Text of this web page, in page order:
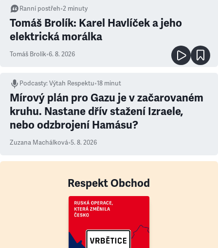
Ranní postřeh•2 minuty
Tomáš Brolík: Karel Havlíček a jeho
elektrická morálka
Tomáš Brolík•6. 8. 2026
Podcasty:Výtah Respektu•18 minut
Mírový plán pro Gazu je v začarovaném
kruhu. Nastane dřív stažení Izraele,
nebo odzbrojení Hamásu?
Zuzana Machálková•5. 8. 2026
Respekt Obchod